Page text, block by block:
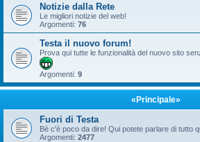
Notizie dalla Rete
Le migliori notizie del web!
Argomenti: 76
Testa il nuovo forum!
Prova qui tutte le funzionalità del nuovo sito
Argomenti: 9
«Principale»
Fuori di Testa
Bè c'è poco da dire! Qui potete parlare di tutto
Argomenti: 2477